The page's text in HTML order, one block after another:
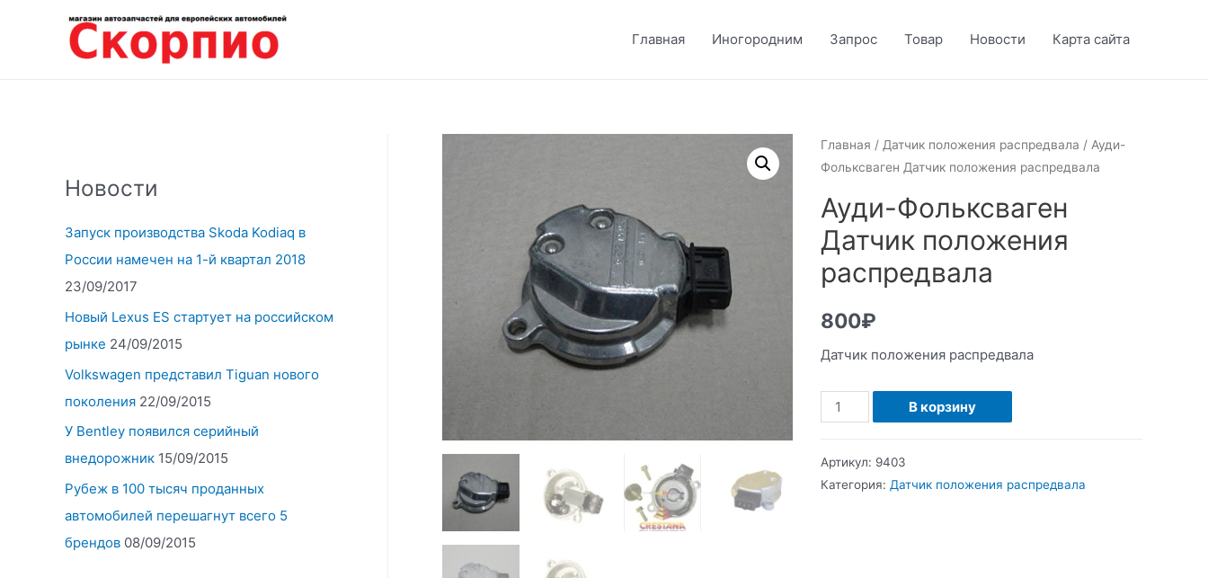
содержимому
Главная Иногородним Запрос Товар Новости Карта сайта
Новости
Запуск производства Skoda Kodiaq в
России намечен на 1-й квартал 2018
23/09/2017
Новый Lexus ES стартует на российском
рынке 24/09/2015
Volkswagen представил Tiguan нового
поколения 22/09/2015
У Bentley появился серийный
внедорожник 15/09/2015
Рубеж в 100 тысяч проданных
автомобилей перешагнут всего 5
брендов 08/09/2015
Главная / Датчик положения распредвала / Ауди-
Фольксваген Датчик положения распредвала
Ауди-Фольксваген
Датчик положения
распредвала
800₽
Датчик положения распредвала
Количество
Ауди-
Датчик
В корзину
Артикул: 9403
Категория: Датчик положения распредвала